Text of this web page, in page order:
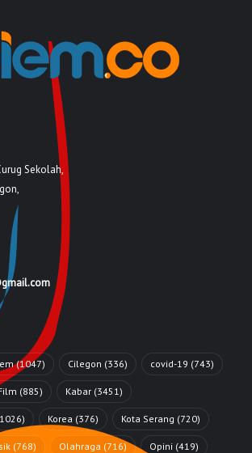
Sekolah,
(1047) Cilegon (336) covid-19 (743)
(885) Kabar (3451)
Korea (376) Kota Serang (720)
(768) Olahraga (716) Opini (419)